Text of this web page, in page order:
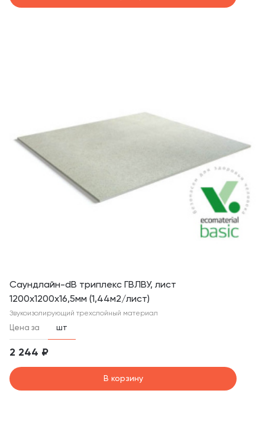
Саундлайн-dB триплекс ГВЛВУ, лист
1200х1200х16,5мм (1,44м2/лист)
Звукоизолирующий трехслойный материал
Цена за шт
2 244 ₽
В корзину